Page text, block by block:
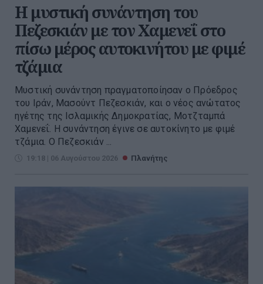
Η μυστική συνάντηση του
Πεζεσκιάν με τον Χαμενεΐ στο
πίσω μέρος αυτοκινήτου με φιμέ
τζάμια
Μυστική συνάντηση πραγματοποίησαν ο Πρόεδρος
του Ιράν, Μασούντ Πεζεσκιάν, και ο νέος ανώτατος
ηγέτης της Ισλαμικής Δημοκρατίας, Μοτζταμπά
Χαμενεΐ. Η συνάντηση έγινε σε αυτοκίνητο με φιμέ
τζάμια. Ο Πεζεσκιάν ...
19:18 | 06 Αυγούστου 2026 Πλανήτης